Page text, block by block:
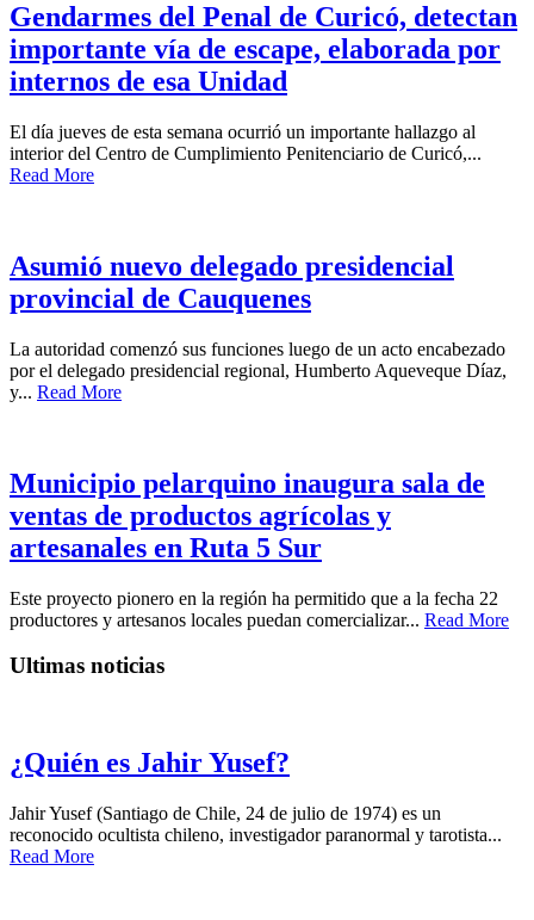
Gendarmes del Penal de Curicó, detectan
importante vía de escape, elaborada por
internos de esa Unidad
El día jueves de esta semana ocurrió un importante hallazgo al
interior del Centro de Cumplimiento Penitenciario de Curicó,...
Read More
Asumió nuevo delegado presidencial
provincial de Cauquenes
La autoridad comenzó sus funciones luego de un acto encabezado
por el delegado presidencial regional, Humberto Aqueveque Díaz,
y... Read More
Municipio pelarquino inaugura sala de
ventas de productos agrícolas y
artesanales en Ruta 5 Sur
Este proyecto pionero en la región ha permitido que a la fecha 22
productores y artesanos locales puedan comercializar... Read More
Ultimas noticias
¿Quién es Jahir Yusef?
Jahir Yusef (Santiago de Chile, 24 de julio de 1974) es un
reconocido ocultista chileno, investigador paranormal y tarotista...
Read More